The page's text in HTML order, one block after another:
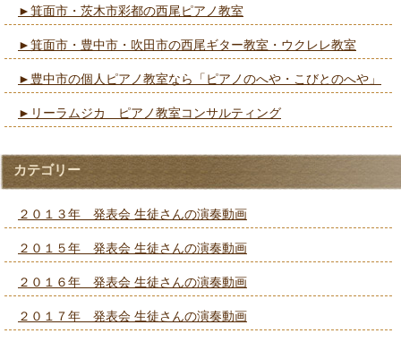
►箕面市・茨木市彩都の西尾ピアノ教室
►箕面市・豊中市・吹田市の西尾ギター教室・ウクレレ教室
►豊中市の個人ピアノ教室なら「ピアノのへや・こびとのへや」
►リーラムジカ ピアノ教室コンサルティング
カテゴリー
２０１３年 発表会 生徒さんの演奏動画
２０１５年 発表会 生徒さんの演奏動画
２０１６年 発表会 生徒さんの演奏動画
２０１７年 発表会 生徒さんの演奏動画